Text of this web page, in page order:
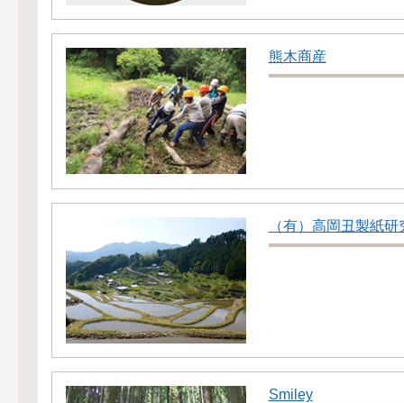
熊木商産
（有）高岡丑製紙研
Smiley